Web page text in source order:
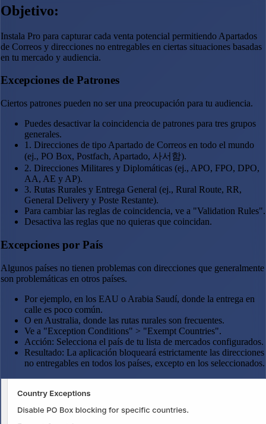
Objetivo:
Instala Pro para capturar cada venta potencial permitiendo Apartados
de Correos y direcciones no entregables en ciertas situaciones basadas
en tu mercado y audiencia.
Excepciones de Patrones
Ciertos patrones pueden no ser una preocupación para tu audiencia.
Puedes desactivar la coincidencia de patrones para tres grupos
generales.
1. Direcciones de tipo Apartado de Correos en todo el mundo
(ej., PO Box, Postfach, Apartado, 사서함).
2. Direcciones Militares y Diplomáticas (ej., APO, FPO, DPO,
AA, AE y AP).
3. Rutas Rurales y Entrega General (ej., Rural Route, RR,
General Delivery y Poste Restante).
Para cambiar las reglas de coincidencia, ve a "Validation Rules".
Desactiva las reglas que no quieras que coincidan.
Excepciones por País
Algunos países no tienen problemas con direcciones que generalmente
son problemáticas en otros países.
Por ejemplo, en los EAU o Arabia Saudí, donde la entrega en
calle es poco común.
O en Australia, donde las rutas rurales son frecuentes.
Ve a "Exception Conditions" > "Exempt Countries".
Acción: Selecciona el país de tu lista de mercados configurados.
Resultado: La aplicación bloqueará estrictamente las direcciones
no entregables en todos los países, excepto en los seleccionados.